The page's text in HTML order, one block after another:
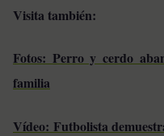
Visita también:
Fotos: Perro y cerdo
familia
Vídeo: Futbolista